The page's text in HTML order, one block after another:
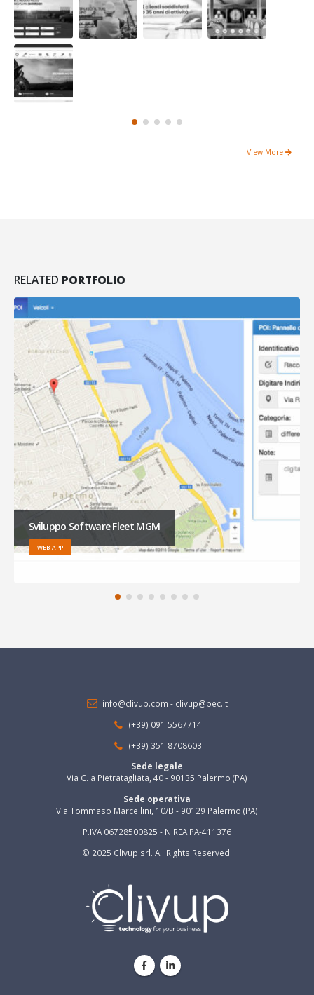
View More
RELATED PORTFOLIO
Sviluppo Software Fleet MGM
WEB APP
info@clivup.com - clivup@pec.it
(+39) 091 5567714
(+39) 351 8708603
Sede legale
Via C. a Pietratagliata, 40 - 90135 Palermo (PA)
Sede operativa
Via Tommaso Marcellini, 10/B - 90129 Palermo (PA)
P.IVA 06728500825 - N.REA PA-411376
© 2025 Clivup srl. All Rights Reserved.